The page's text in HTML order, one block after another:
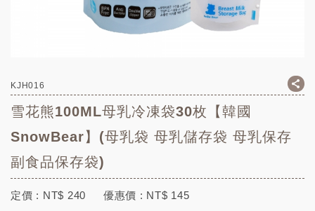
KJH016
雪花熊100ML母乳冷凍袋30枚【韓國
SnowBear】(母乳袋 母乳儲存袋 母乳保存
副食品保存袋)
定價 : NT$ 240 優惠價 : NT$ 145